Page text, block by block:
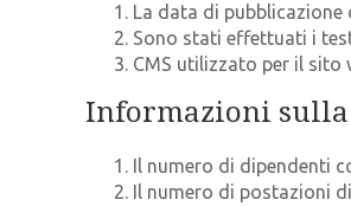
La data di pubblicazione
Sono stati effettuati i
CMS utilizzato per il sito
Informazioni
Il numero di dipendenti
Il numero di postazioni